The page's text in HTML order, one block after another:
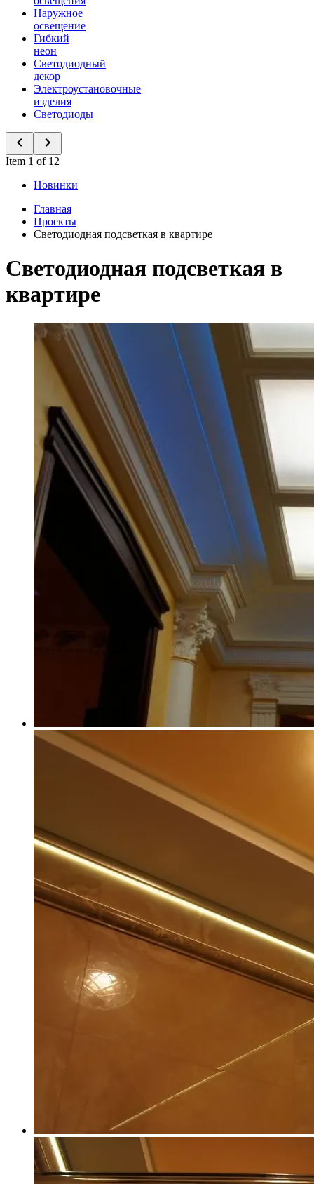
Наружное
освещение
Гибкий
неон
Светодиодный
декор
Электроустановочные
изделия
Светодиоды
Item 1 of 12
Новинки
Главная
Проекты
Светодиодная подсветкая в квартире
Светодиодная подсветкая в
квартире